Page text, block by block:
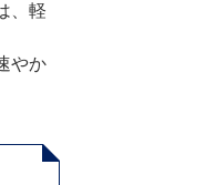
、軽
やか